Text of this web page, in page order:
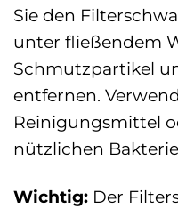
Sie den
unter fließendem
Schmutzpartikel
entfernen.
Reinigungsmittel
nützlichen
Wichtig: Der